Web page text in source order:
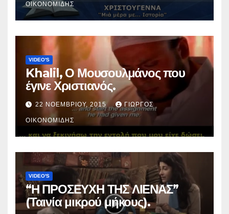
ΟΙΚΟΝΟΜΊΔΗΣ
VIDEO'S
Khalil, Ο Μουσουλμάνος που
έγινε Χριστιανός.
22 ΝΟΕΜΒΡΊΟΥ, 2015 ΓΙΏΡΓΟΣ
ΟΙΚΟΝΟΜΊΔΗΣ
VIDEO'S
“Η ΠΡΟΣΕΥΧΗ ΤΗΣ ΛΙΕΝΑΣ”
(Ταινία μικρού μήκους).